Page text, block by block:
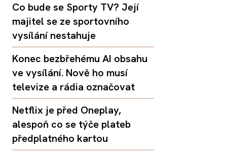
Co bude se Sporty TV? Její
majitel se ze sportovního
vysílání nestahuje
Konec bezbřehému AI obsahu
ve vysílání. Nově ho musí
televize a rádia označovat
Netflix je před Oneplay,
alespoň co se týče plateb
předplatného kartou